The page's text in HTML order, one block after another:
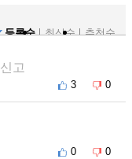
등록순
최신순 추천순
신고
3 0
0 0